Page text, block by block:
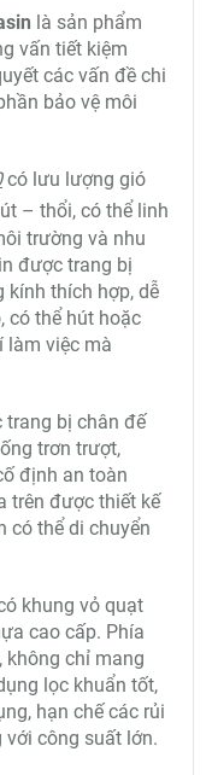
là sản phẩm
vấn tiết kiệm
các vấn đề chi
bảo vệ môi
có lưu lượng gió
– thổi, có thể linh
trường và nhu
được trang bị
kính thích hợp, dễ
có thể hút hoặc
làm việc mà
trang bị chân đế
trơn trượt,
định an toàn
trên được thiết kế
có thể di chuyển
khung vỏ quạt
cao cấp. Phía
không chỉ mang
lọc khuẩn tốt,
hạn chế các rủi
với công suất lớn.